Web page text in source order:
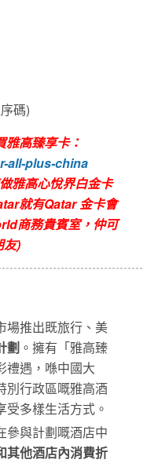
碼)
雅高臻享卡：
all-plus-china
雅高心悅界白金卡
就有Qatar 金卡會
商務貴賓室，仲可
友)
場推出既旅行、美
劃 。擁有「雅高臻
禮遇，喺中國大
別行政區嘅雅高酒
多樣生活方式。
參與計劃嘅酒店中
其他酒店內消費折